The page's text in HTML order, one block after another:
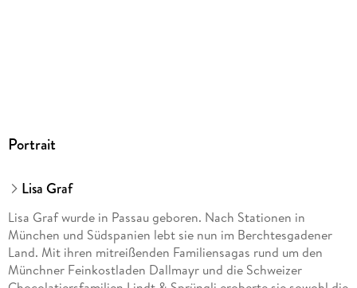
Portrait
Lisa Graf
Lisa Graf wurde in Passau geboren. Nach Stationen in
München und Südspanien lebt sie nun im Berchtesgadener
Land. Mit ihren mitreißenden Familiensagas rund um den
Münchner Feinkostladen Dallmayr und die Schweizer